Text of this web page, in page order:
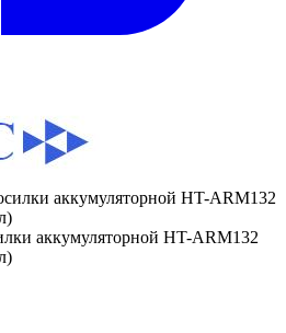
аккумуляторной HT-ARM132